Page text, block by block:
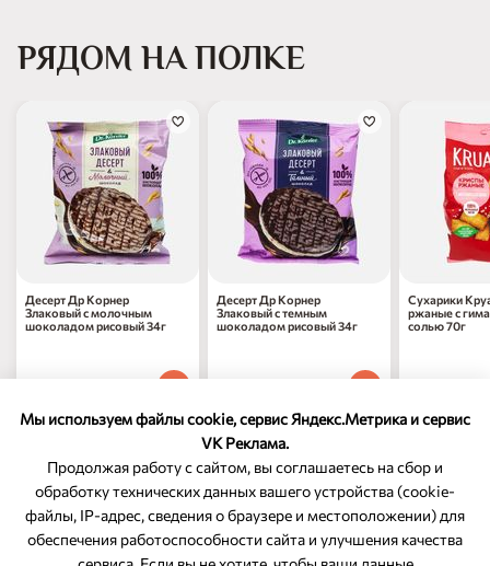
Мы используем файлы cookie, сервис Яндекс.Метрика и сервис
VK Реклама.
Продолжая работу с сайтом, вы соглашаетесь на сбор и
обработку технических данных вашего устройства (cookie-
файлы, IP-адрес, сведения о браузере и местоположении) для
обеспечения работоспособности сайта и улучшения качества
РЯДОМ НА ПОЛКЕ
Десерт Др Корнер
Злаковый с молочным
шоколадом рисовый 34г
Десерт Др Корнер
Злаковый с темным
шоколадом рисовый 34г
Сухарики
ржаные с
солью 70г
ОБРАТНАЯ СВЯЗЬ